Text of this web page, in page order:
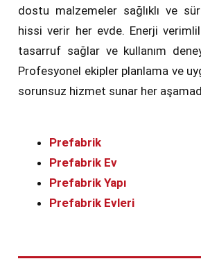
dostu malzemeler sağlıklı ve
hissi verir her evde. Enerji
tasarruf sağlar ve kullanım
Profesyonel ekipler planlama ve
sorunsuz hizmet sunar her
Prefabrik
Prefabrik Ev
Prefabrik Yapı
Prefabrik Evleri